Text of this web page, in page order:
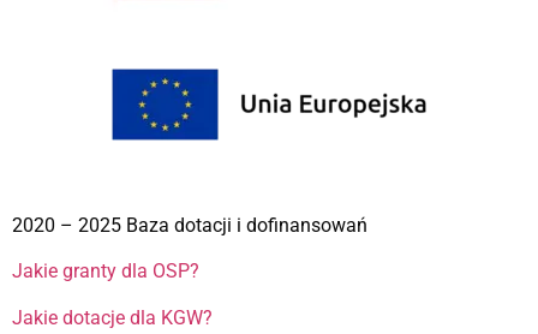
2020 – 2025 Baza dotacji i dofinansowań
Jakie granty dla OSP?
Jakie dotacje dla KGW?